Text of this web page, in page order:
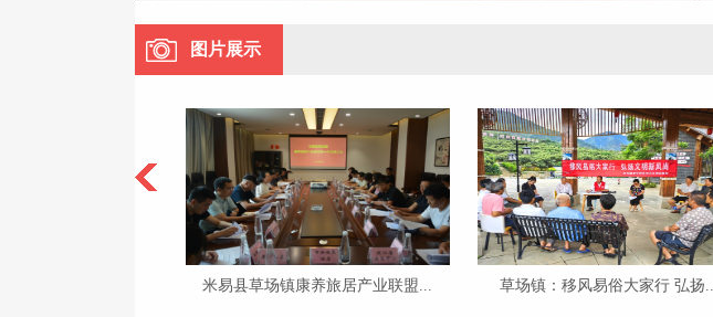
图片展示
米易县草场镇康养旅居产业联盟... 草场镇：移风易俗大家行 弘扬...